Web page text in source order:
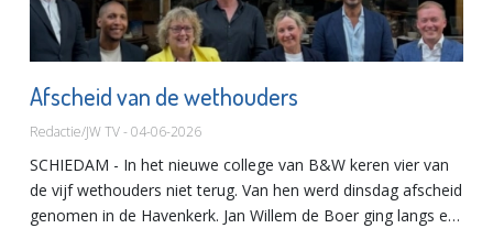
Afscheid van de wethouders
Redactie/JW TV - 04-06-2026
SCHIEDAM - In het nieuwe college van B&W keren vier van
de vijf wethouders niet terug. Van hen werd dinsdag afscheid
genomen in de Havenkerk. Jan Willem de Boer ging langs en